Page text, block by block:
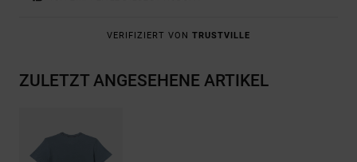
VERIFIZIERT VON TRUSTVILLE
ZULETZT ANGESEHENE ARTIKEL